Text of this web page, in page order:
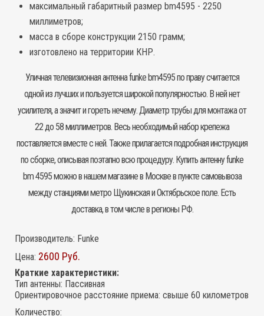
максимальный габаритный размер bm4595 - 2250
миллиметров;
масса в сборе конструкции 2150 грамм;
изготовлено на территории КНР.
Уличная телевизионная антеннаfunke bm4595 по праву считается
одной из лучших и пользуется широкой популярностью. В ней нет
усилителя, а значит и гореть нечему. Диаметр трубы для монтажа от
22 до 58 миллиметров. Весь необходимый набор крепежа
поставляется вместе с ней. Также прилагается подробная инструкция
по сборке, описывая поэтапно всю процедуру. Купить антенну funke
bm 4595 можно в нашем магазине в Москве в пункте самовывоза
между станциями метро Щукинская и Октябрьское поле. Есть
доставка, в том числе в регионы РФ.
Производитель: Funke
Цена: 2600 Руб.
Краткие характеристики:
Тип антенны: Пассивная
Ориентировочное расстояние приема: свыше 60 километров
Количество: